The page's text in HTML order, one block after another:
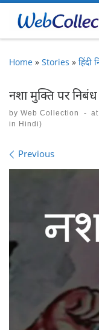
Skip to content
Home » Stories » हिंदी
नशा मुक्ति पर निबंध
by Web Collection -
in Hindi)
Images navigation
Previous